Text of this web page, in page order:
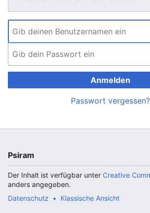
Anmelden
Passwort vergessen?
Psiram
Der Inhalt ist verfügbar unter Creative
anders angegeben.
Datenschutz
Klassische Ansicht